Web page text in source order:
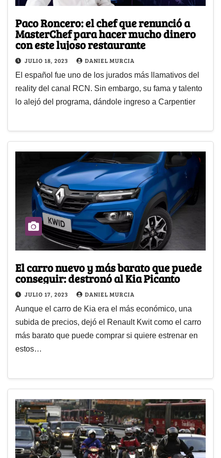
Paco Roncero: el chef que renunció a
MasterChef para hacer mucho dinero
con este lujoso restaurante
JULIO 18, 2023 DANIEL MURCIA
El español fue uno de los jurados más llamativos del
reality del canal RCN. Sin embargo, su fama y talento
lo alejó del programa, dándole ingreso a Carpentier
El carro nuevo y más barato que puede
conseguir: destronó al Kia Picanto
JULIO 17, 2023 DANIEL MURCIA
Aunque el carro de Kia era el más económico, una
subida de precios, dejó el Renault Kwit como el carro
más barato que puede comprar si quiere estrenar en
estos…